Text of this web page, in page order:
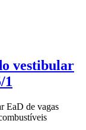
vestibular
1
EaD de vagas